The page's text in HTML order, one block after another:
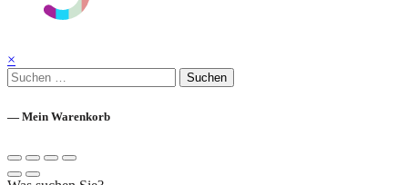
×
Suchen
nach:
— Mein Warenkorb